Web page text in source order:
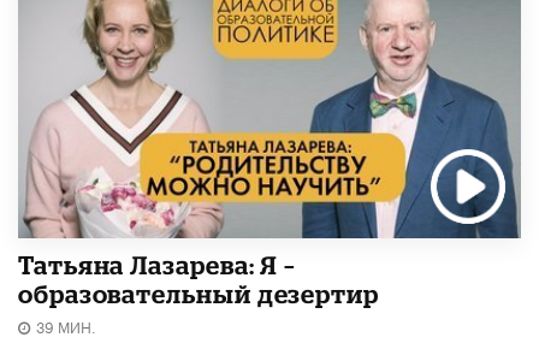
Татьяна Лазарева: Я –
образовательный дезертир
39 МИН.